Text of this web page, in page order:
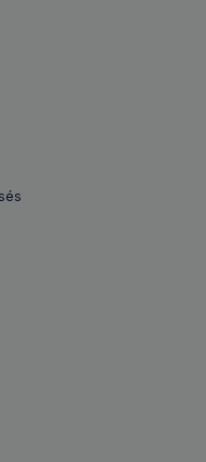
de